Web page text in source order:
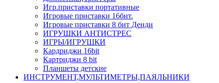
Игр.приставки портативные
Игровые приставки 16бит.
Игровые приставки 8 бит Денди
ИГРУШКИ АНТИСТРЕС
ИГРЫ/ИГРУШКИ
Кардриджи 16bit
Картриджи 8 bit
Планшеты детские
ИНСТРУМЕНТ,МУЛЬТИМЕТРЫ,ПАЯЛЬНИКИ